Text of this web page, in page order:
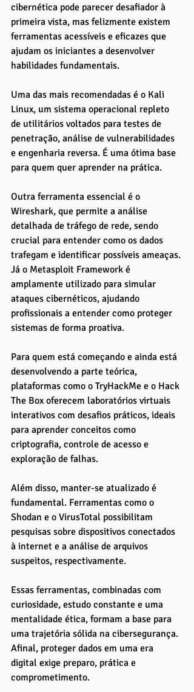
cibernética pode parecer desafiador à
primeira vista, mas felizmente existem
ferramentas acessíveis e eficazes que
ajudam os iniciantes a desenvolver
habilidades fundamentais.
Uma das mais recomendadas é o Kali
Linux, um sistema operacional repleto
de utilitários voltados para testes de
penetração, análise de vulnerabilidades
e engenharia reversa. É uma ótima base
para quem quer aprender na prática.
Outra ferramenta essencial é o
Wireshark, que permite a análise
detalhada de tráfego de rede, sendo
crucial para entender como os dados
trafegam e identificar possíveis ameaças.
Já o Metasploit Framework é
amplamente utilizado para simular
ataques cibernéticos, ajudando
profissionais a entender como proteger
sistemas de forma proativa.
Para quem está começando e ainda está
desenvolvendo a parte teórica,
plataformas como o TryHackMe e o Hack
The Box oferecem laboratórios virtuais
interativos com desafios práticos, ideais
para aprender conceitos como
criptografia, controle de acesso e
exploração de falhas.
Além disso, manter-se atualizado é
fundamental. Ferramentas como o
Shodan e o VirusTotal possibilitam
pesquisas sobre dispositivos conectados
à internet e a análise de arquivos
suspeitos, respectivamente.
Essas ferramentas, combinadas com
curiosidade, estudo constante e uma
mentalidade ética, formam a base para
uma trajetória sólida na cibersegurança.
Afinal, proteger dados em uma era
digital exige preparo, prática e
comprometimento.